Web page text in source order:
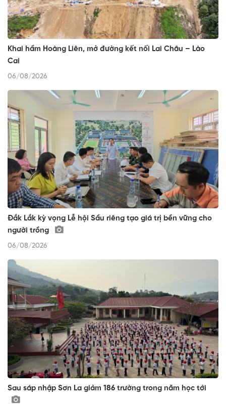
Khai hầm Hoàng Liên, mở đường kết nối Lai Châu – Lào
Cai
06/08/2026
Đắk Lắk kỳ vọng Lễ hội Sầu riêng tạo giá trị bền vững cho
người trồng
06/08/2026
Sau sáp nhập Sơn La giảm 186 trường trong năm học tới